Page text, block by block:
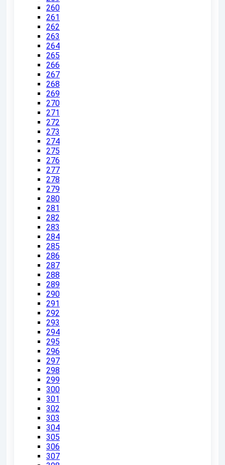
260
261
262
263
264
265
266
267
268
269
270
271
272
273
274
275
276
277
278
279
280
281
282
283
284
285
286
287
288
289
290
291
292
293
294
295
296
297
298
299
300
301
302
303
304
305
306
307